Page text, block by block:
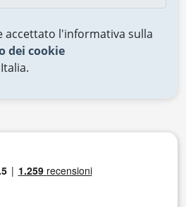
accettato l'informativa sulla
dei cookie